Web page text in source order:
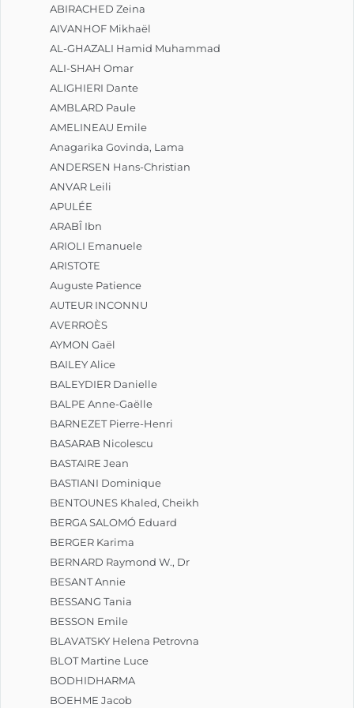
ABIRACHED Zeina
AIVANHOF Mikhaël
AL-GHAZALI Hamid Muhammad
ALI-SHAH Omar
ALIGHIERI Dante
AMBLARD Paule
AMELINEAU Emile
Anagarika Govinda, Lama
ANDERSEN Hans-Christian
ANVAR Leili
APULÉE
ARABÎ Ibn
ARIOLI Emanuele
ARISTOTE
Auguste Patience
AUTEUR INCONNU
AVERROÈS
AYMON Gaël
BAILEY Alice
BALEYDIER Danielle
BALPE Anne-Gaëlle
BARNEZET Pierre-Henri
BASARAB Nicolescu
BASTAIRE Jean
BASTIANI Dominique
BENTOUNES Khaled, Cheikh
BERGA SALOMÓ Eduard
BERGER Karima
BERNARD Raymond W., Dr
BESANT Annie
BESSANG Tania
BESSON Emile
BLAVATSKY Helena Petrovna
BLOT Martine Luce
BODHIDHARMA
BOEHME Jacob